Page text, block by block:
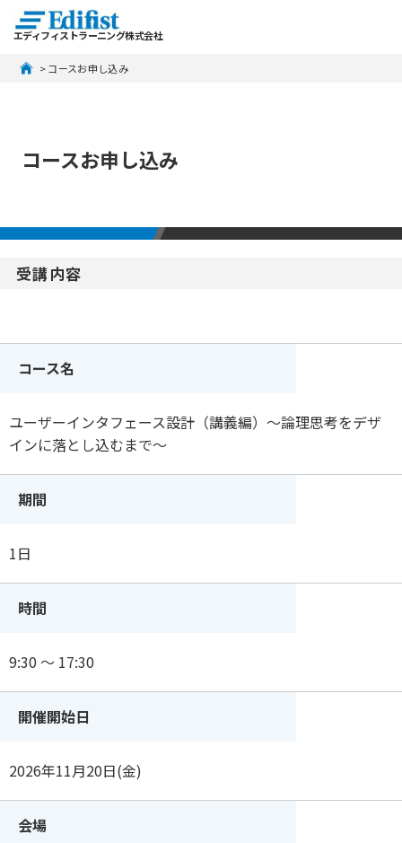
エディフィストラーニング株式会社
> コースお申し込み
コースお申し込み
受講内容
コース名
ユーザーインタフェース設計（講義編）～論理思考をデザ
インに落とし込むまで～
期間
1日
時間
9:30 ～ 17:30
開催開始日
2026年11月20日(金)
会場